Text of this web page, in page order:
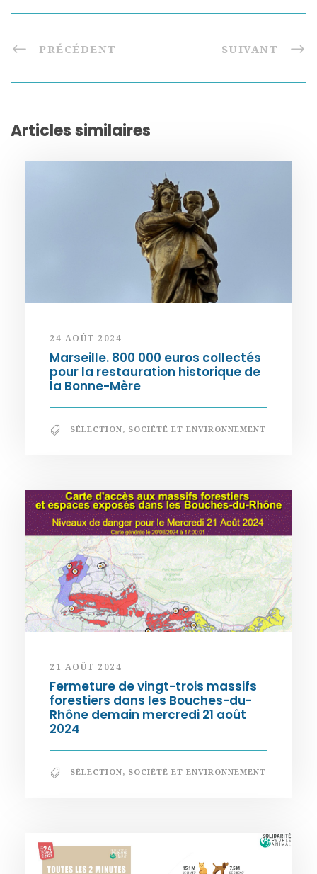
PRÉCÉDENT SUIVANT
Articles similaires
24 AOÛT 2024
Marseille. 800 000 euros collectés
pour la restauration historique de
la Bonne-Mère
SÉLECTION, SOCIÉTÉ ET ENVIRONNEMENT
21 AOÛT 2024
Fermeture de vingt-trois massifs
forestiers dans les Bouches-du-
Rhône demain mercredi 21 août
2024
SÉLECTION, SOCIÉTÉ ET ENVIRONNEMENT